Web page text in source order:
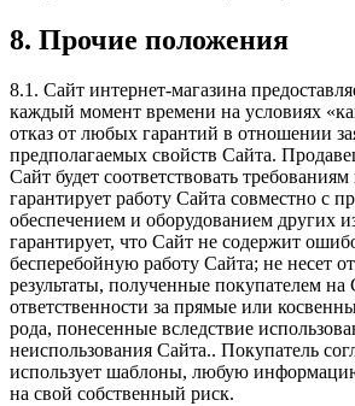
8. Прочие положения
8.1. Сайт интернет-магазина
каждый момент времени на условиях
отказ от любых гарантий в отношении
предполагаемых свойств Сайта.
Сайт будет соответствовать
гарантирует работу Сайта совместно с
обеспечением и оборудованием других
гарантирует, что Сайт не содержит
бесперебойную работу Сайта; не несет
результаты, полученные покупателем на
ответственности за прямые или
рода, понесенные вследствие
неиспользования Сайта.. Покупатель
использует шаблоны, любую
на свой собственный риск.